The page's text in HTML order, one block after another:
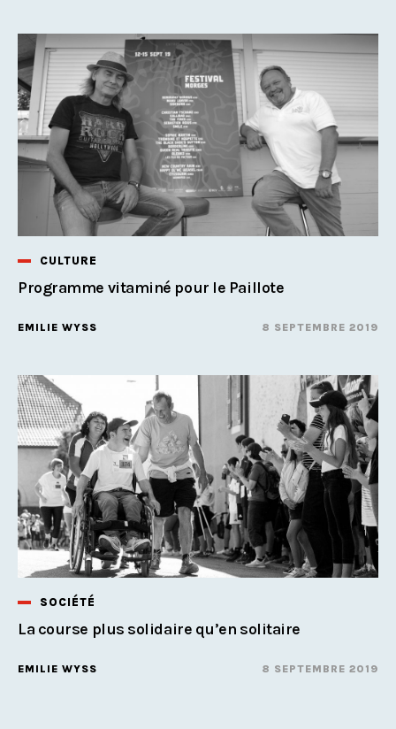
CULTURE
Programme vitaminé pour le Paillote
EMILIE WYSS 8 SEPTEMBRE 2019
SOCIÉTÉ
La course plus solidaire qu’en solitaire
EMILIE WYSS 8 SEPTEMBRE 2019